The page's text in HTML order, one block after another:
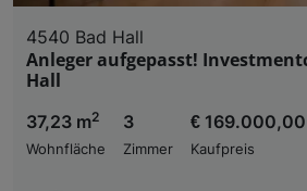
4540 Bad Hall
Anleger aufgepasst!
Hall
37,23 m2
Wohnfläche
3
Zimmer
€ 169.000,00
Kaufpreis